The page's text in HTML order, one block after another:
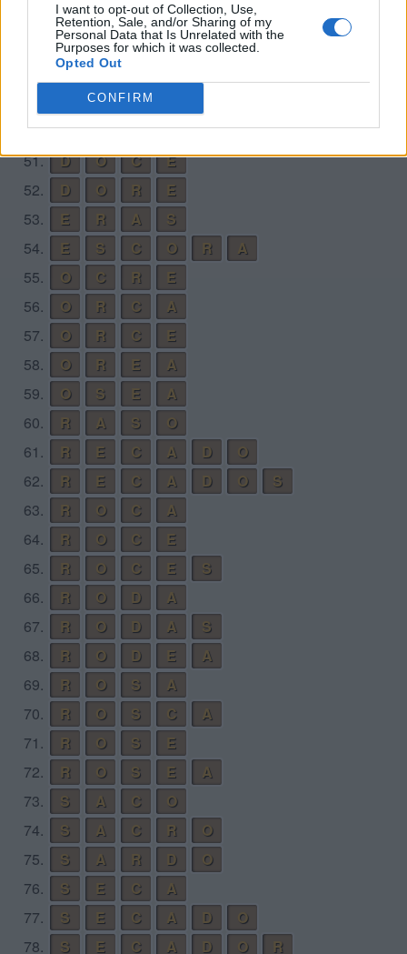
I want to opt-out of Collection, Use,
Retention, Sale, and/or Sharing of my
Personal Data that Is Unrelated with the
Purposes for which it was collected.
Opted Out
CONFIRM
C R E S
O
D A R O
S
D A
E C
50. D E S C A R
O
51. D O C
E
52.
D O R
E
53.
E R A
S
54.
E S C O R
A
55.
O C R
E
56.
O R C
A
57.
O R C
E
58.
O R E
A
59.
O S E
A
60.
R A S
O
61.
R E C A D
O
62.
R E C A D O
S
63.
R O C
A
64.
R O C
E
65.
R O C E
S
66.
R O D
A
67.
R O D A
S
68.
R O D E
A
69.
R O S
A
70.
R O S C
A
71.
R O S
E
72.
R O S E
A
73.
S A C
O
74.
S A C R
O
75.
S A R D
O
76.
S E C
A
77.
S E C A D
O
78.
S E C A D O R